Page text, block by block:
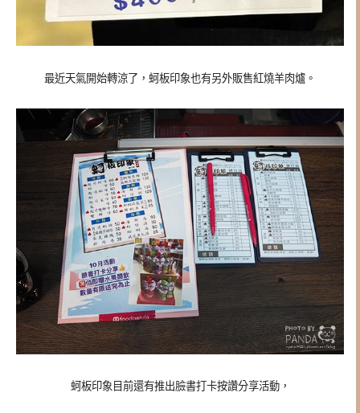
最近天氣開始轉涼了，蚵板印象也有另外販售紅燒羊肉爐。
蚵板印象目前還有推出臉書打卡按讚分享活動，